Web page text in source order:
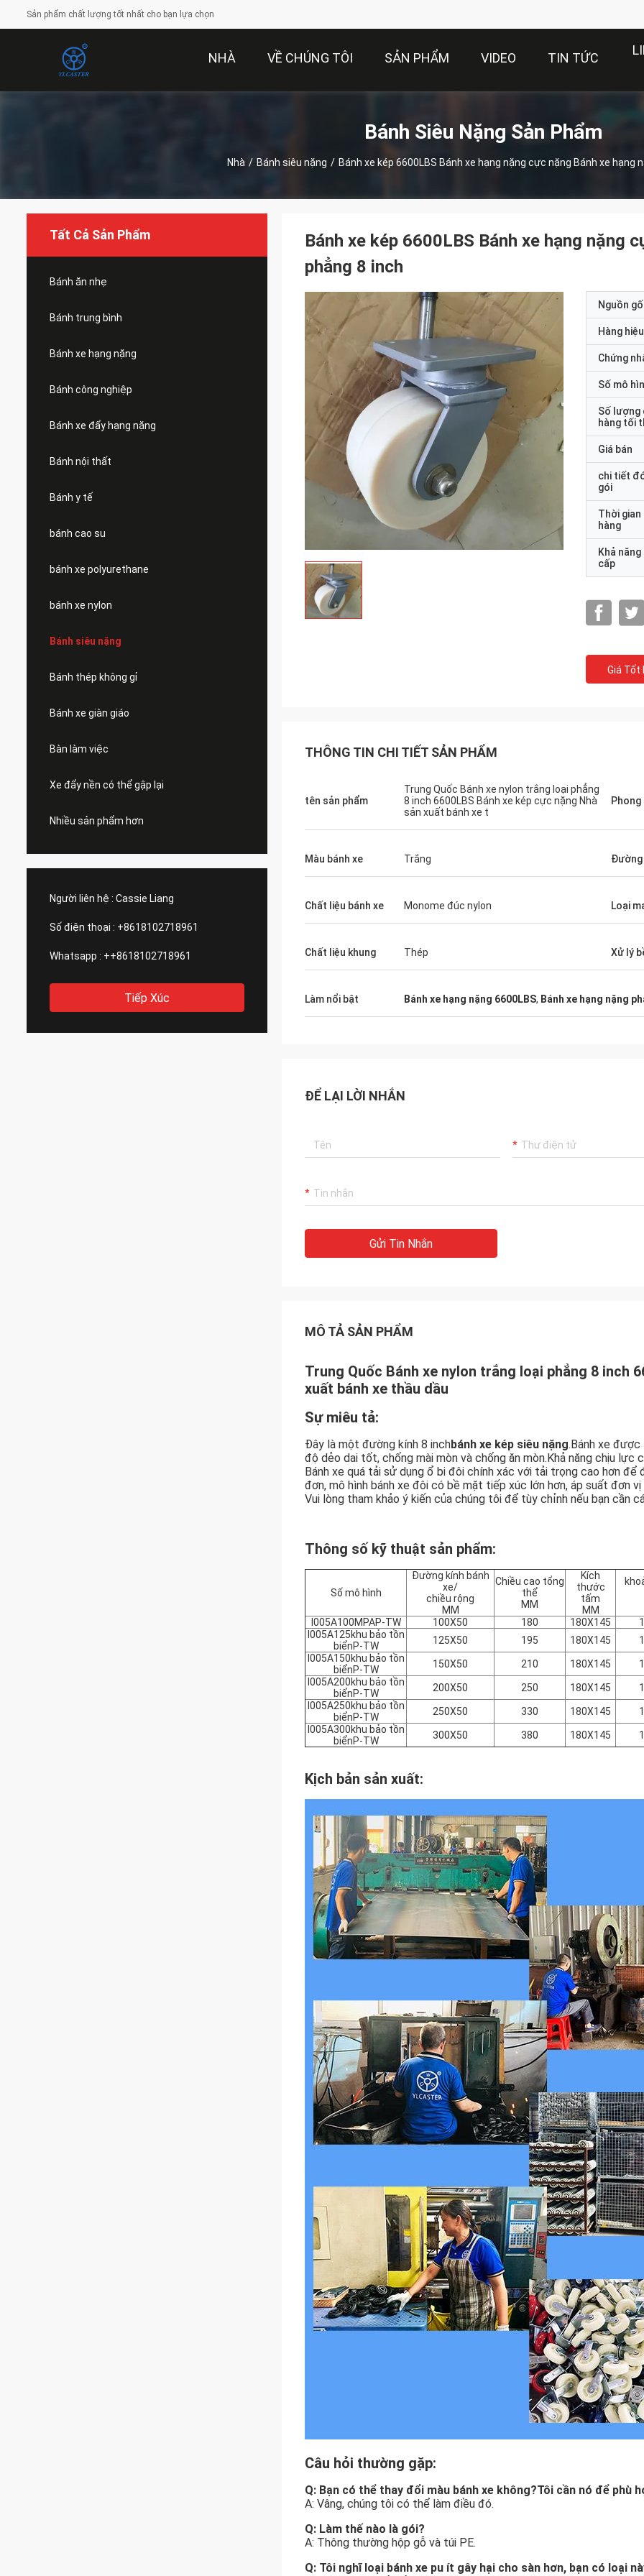
Sản phẩm chất lượng tốt nhất cho bạn lựa chọn
NHÀ VỀ CHÚNG TÔI SẢN PHẨM VIDEO TIN TỨC
Bánh Siêu Nặng Sản Phẩm
Nhà / Bánh siêu nặng / Bánh xe kép 6600LBS Bánh xe hạng nặng cực nặng Bánh xe hạng
Tất Cả Sản Phẩm
Bánh ăn nhẹ
Bánh trung bình
Bánh xe hạng nặng
Bánh công nghiệp
Bánh xe đẩy hạng nặng
Bánh nội thất
Bánh y tế
bánh cao su
bánh xe polyurethane
bánh xe nylon
Bánh siêu nặng
Bánh thép không gỉ
Bánh xe giàn giáo
Bàn làm việc
Xe đẩy nền có thể gập lại
Nhiều sản phẩm hơn
Người liên hệ : Cassie Liang
Số điện thoại : +8618102718961
Whatsapp : ++8618102718961
Tiếp Xúc
Bánh xe kép 6600LBS Bánh xe hạng nặng
phẳng 8 inch
Nguồn
Hàng hiệu
Chứng
Số mô
Số lượng
hàng tối
Giá bán
chi tiết
gói
Thời gian
hàng
Khả
cấp
Giá Tốt
THÔNG TIN CHI TIẾT SẢN PHẨM
tên sản phẩm
Trung Quốc Bánh xe nylon trắng loại phẳng
8 inch 6600LBS Bánh xe kép cực nặng Nhà
sản xuất bánh xe t
Màu bánh xe Trắng Đường
Chất liệu bánh xe Monome đúc nylon Loại
Chất liệu khung Thép Xử lý
Làm nổi bật Bánh xe hạng nặng 6600LBS, Bánh xe hạng nặng
ĐỂ LẠI LỜI NHẮN
Gửi Tin Nhắn
MÔ TẢ SẢN PHẨM
Trung Quốc Bánh xe nylon trắng loại phẳng 8 inch
xuất bánh xe thầu dầu
Sự miêu tả:
Đây là một đường kính 8 inchbánh xe kép siêu nặng.Bánh xe
độ dẻo dai tốt, chống mài mòn và chống ăn mòn.Khả năng chịu
Bánh xe quá tải sử dụng ổ bi đôi chính xác với tải trọng cao hơn để
đơn, mô hình bánh xe đôi có bề mặt tiếp xúc lớn hơn, áp suất đơn
Vui lòng tham khảo ý kiến ​​của chúng tôi để tùy chỉnh nếu bạn cần
Thông số kỹ thuật sản phẩm:
Số mô hình
Đường kính bánh
xe/
chiều rộng
MM
Chiều cao tổng
thể
MM
Kích
thước
tấm
MM
I005A100MPAP-TW 100X50 180 180X145
I005A125khu bảo tồn
biểnP-TW 125X50 195 180X145
I005A150khu bảo tồn
biểnP-TW 150X50 210 180X145
I005A200khu bảo tồn
biểnP-TW 200X50 250 180X145
I005A250khu bảo tồn
biểnP-TW 250X50 330 180X145
I005A300khu bảo tồn
biểnP-TW 300X50 380 180X145
Kịch bản sản xuất:
Câu hỏi thường gặp:
Q: Bạn có thể thay đổi màu bánh xe không?Tôi cần nó để phù
A: Vâng, chúng tôi có thể làm điều đó.
Q: Làm thế nào là gói?
A: Thông thường hộp gỗ và túi PE.
Q: Tôi nghĩ loại bánh xe pu ít gây hại cho sàn hơn, bạn có loại